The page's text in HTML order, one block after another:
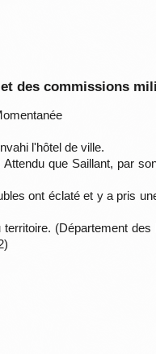
des commissions
l'hôtel de ville.
Attendu que Saillant, par
ont éclaté et y a pris
(Département